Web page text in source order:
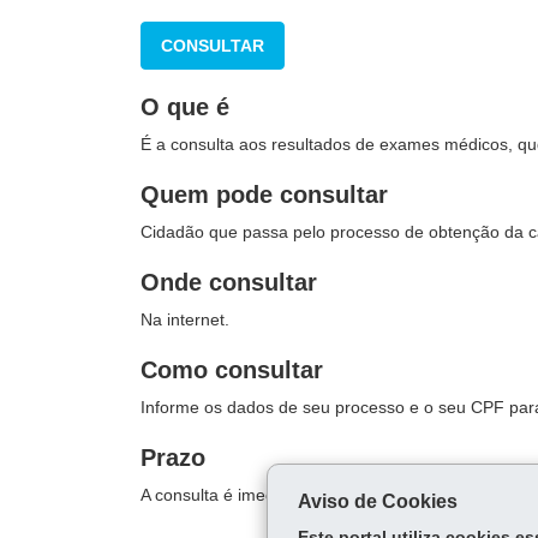
CONSULTAR
O que é
É a consulta aos resultados de exames médicos,
Quem pode consultar
Cidadão que passa pelo processo de obtenção da
Onde consultar
Na internet.
Como consultar
Informe os dados de seu processo e o seu CPF
Prazo
A consulta é imediata.Aviso de Cookies